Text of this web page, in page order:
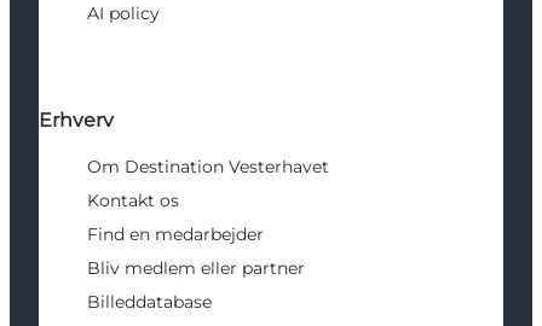
AI policy
Erhverv
Om Destination Vesterhavet
Kontakt os
Find en medarbejder
Bliv medlem eller partner
Billeddatabase